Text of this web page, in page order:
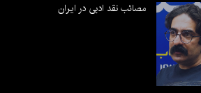
مصائب نقد ادبی در ایران